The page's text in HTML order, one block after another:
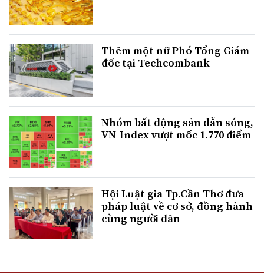
Thêm một nữ Phó Tổng Giám
đốc tại Techcombank
Nhóm bất động sản dẫn sóng,
VN-Index vượt mốc 1.770 điểm
Hội Luật gia Tp.Cần Thơ đưa
pháp luật về cơ sở, đồng hành
cùng người dân